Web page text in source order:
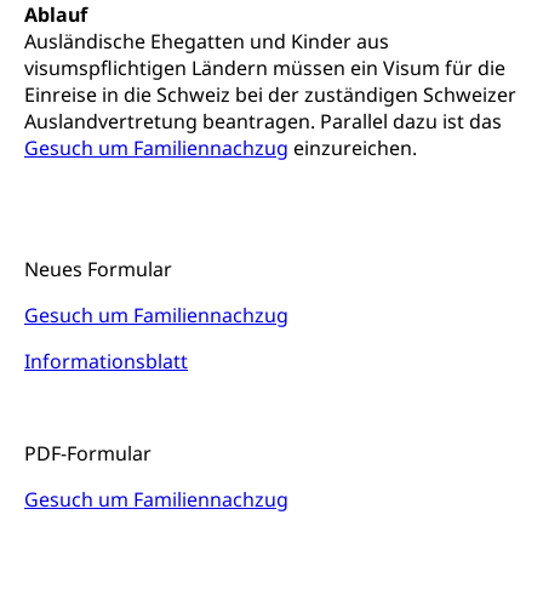
Ablauf
Ausländische Ehegatten und Kinder aus
visumspflichtigen Ländern müssen ein Visum für die
Einreise in die Schweiz bei der zuständigen Schweizer
Auslandvertretung beantragen. Parallel dazu ist das
Gesuch um Familiennachzug einzureichen.
Neues Formular
Gesuch um Familiennachzug
Informationsblatt
PDF-Formular
Gesuch um Familiennachzug
Schulferien
Früherziehung
Schuldienste
Betreuungsangebote
Freiwilliger Schulsport
Stipendien Hochschule Luzern hslu
Pädagogische Hochschule Luzern, PH Luzern, UniLU,
swissuniversities (Dachorganisation der Schweizer
Hochschulen)
swissuniversities
Universität Luzern
Vorschule
Kindergarten, Kinderkrippe, Krippe, Kinderhort,
Gesundheit und Soziales
Konsumentenschutz
Konsumentenorganisation, parallele Einfuhr,
internationale Erschöpfung, Preisabsprache, Kartell,